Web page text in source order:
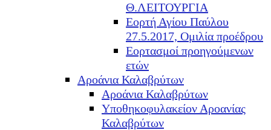
Θ.ΛΕΙΤΟΥΡΓΙΑ
Εορτή Αγίου Παύλου
27.5.2017, Ομιλία προέδρου
Εορτασμοί προηγούμενων
ετών
Αροάνια Καλαβρύτων
Αροάνια Καλαβρύτων
Υποθηκοφυλακείον Αροανίας
Καλαβρύτων